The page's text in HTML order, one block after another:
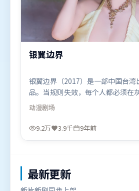
银翼边界
银翼边界（2017）是一部中国台湾
品。当规则失效，每个人都必须在
择立场与底线。摄影与美术共同营
质，增强沉浸感。由文牧野执导，
查拉米、白宇，汤姆·哈迪等联袂
动漫剧场
9.2万 3.9千 9年前
最新更新